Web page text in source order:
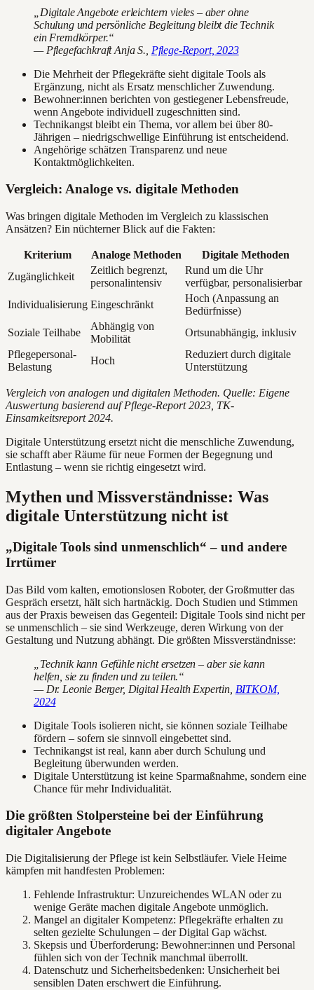
„Digitale Angebote erleichtern vieles – aber ohne
Schulung und persönliche Begleitung bleibt die Technik
ein Fremdkörper.“
— Pflegefachkraft Anja S., Pflege-Report, 2023
Die Mehrheit der Pflegekräfte sieht digitale Tools als
Ergänzung, nicht als Ersatz menschlicher Zuwendung.
Bewohner:innen berichten von gestiegener Lebensfreude,
wenn Angebote individuell zugeschnitten sind.
Technikangst bleibt ein Thema, vor allem bei über 80-
Jährigen – niedrigschwellige Einführung ist entscheidend.
Angehörige schätzen Transparenz und neue
Kontaktmöglichkeiten.
Vergleich: Analoge vs. digitale Methoden
Was bringen digitale Methoden im Vergleich zu klassischen
Ansätzen? Ein nüchterner Blick auf die Fakten:
Kriterium Analoge Methoden
Digitale Methoden
Zugänglichkeit
Zeitlich begrenzt,
personalintensiv
Rund um die Uhr
verfügbar, personalisierbar
Individualisierung Eingeschränkt
Hoch (Anpassung an
Bedürfnisse)
Soziale Teilhabe
Abhängig von
Mobilität
Ortsunabhängig, inklusiv
Pflegepersonal-
Belastung
Hoch
Reduziert durch digitale
Unterstützung
Vergleich von analogen und digitalen Methoden. Quelle: Eigene
Auswertung basierend auf Pflege-Report 2023, TK-
Einsamkeitsreport 2024.
Digitale Unterstützung ersetzt nicht die menschliche Zuwendung,
sie schafft aber Räume für neue Formen der Begegnung und
Entlastung – wenn sie richtig eingesetzt wird.
Mythen und Missverständnisse: Was
digitale Unterstützung nicht ist
„Digitale Tools sind unmenschlich“ – und andere
Irrtümer
Das Bild vom kalten, emotionslosen Roboter, der Großmutter das
Gespräch ersetzt, hält sich hartnäckig. Doch Studien und Stimmen
aus der Praxis beweisen das Gegenteil: Digitale Tools sind nicht per
se unmenschlich – sie sind Werkzeuge, deren Wirkung von der
Gestaltung und Nutzung abhängt. Die größten Missverständnisse:
„Technik kann Gefühle nicht ersetzen – aber sie kann
helfen, sie zu finden und zu teilen.“
— Dr. Leonie Berger, Digital Health Expertin, BITKOM,
2024
Digitale Tools isolieren nicht, sie können soziale Teilhabe
fördern – sofern sie sinnvoll eingebettet sind.
Technikangst ist real, kann aber durch Schulung und
Begleitung überwunden werden.
Digitale Unterstützung ist keine Sparmaßnahme, sondern eine
Chance für mehr Individualität.
Die größten Stolpersteine bei der Einführung
digitaler Angebote
Die Digitalisierung der Pflege ist kein Selbstläufer. Viele Heime
kämpfen mit handfesten Problemen:
Fehlende Infrastruktur: Unzureichendes WLAN oder zu
wenige Geräte machen digitale Angebote unmöglich.
Mangel an digitaler Kompetenz: Pflegekräfte erhalten zu
selten gezielte Schulungen – der Digital Gap wächst.
Skepsis und Überforderung: Bewohner:innen und Personal
fühlen sich von der Technik manchmal überrollt.
Datenschutz und Sicherheitsbedenken: Unsicherheit bei
sensiblen Daten erschwert die Einführung.